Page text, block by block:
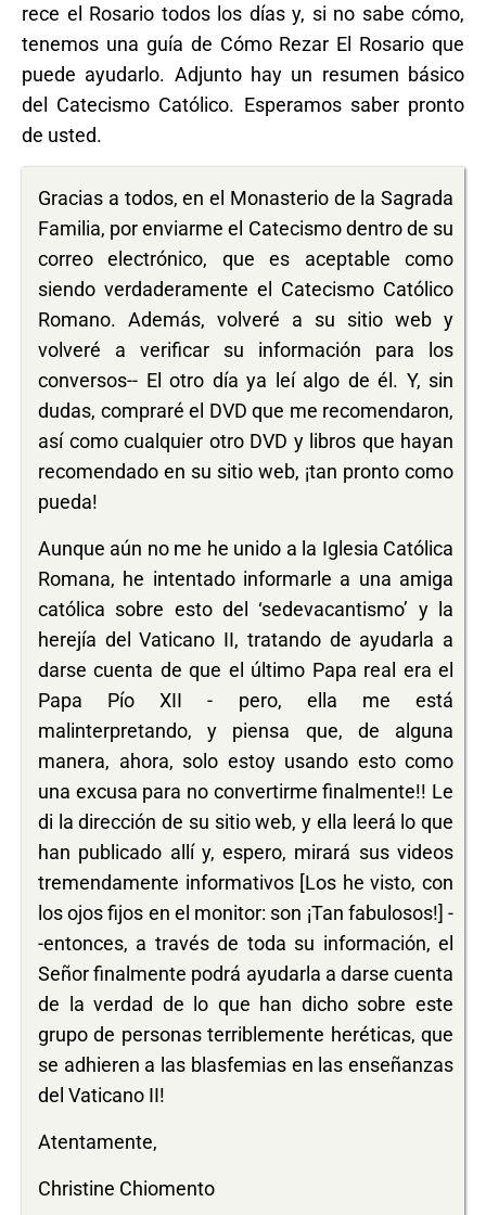
rece el Rosario todos los días y, si no sabe cómo,
tenemos una guía de Cómo Rezar El Rosario que
puede ayudarlo. Adjunto hay un resumen básico
del Catecismo Católico. Esperamos saber pronto
de usted.
Gracias a todos, en el Monasterio de la Sagrada
Familia, por enviarme el Catecismo dentro de su
correo electrónico, que es aceptable como
siendo verdaderamente el Catecismo Católico
Romano. Además, volveré a su sitio web y
volveré a verificar su información para los
conversos-- El otro día ya leí algo de él. Y, sin
dudas, compraré el DVD que me recomendaron,
así como cualquier otro DVD y libros que hayan
recomendado en su sitio web, ¡tan pronto como
pueda!
Aunque aún no me he unido a la Iglesia Católica
Romana, he intentado informarle a una amiga
católica sobre esto del ‘sedevacantismo’ y la
herejía del Vaticano II, tratando de ayudarla a
darse cuenta de que el último Papa real era el
Papa Pío XII - pero, ella me está
malinterpretando, y piensa que, de alguna
manera, ahora, solo estoy usando esto como
una excusa para no convertirme finalmente!! Le
di la dirección de su sitio web, y ella leerá lo que
han publicado allí y, espero, mirará sus videos
tremendamente informativos [Los he visto, con
los ojos fijos en el monitor: son ¡Tan fabulosos!] -
-entonces, a través de toda su información, el
Señor finalmente podrá ayudarla a darse cuenta
de la verdad de lo que han dicho sobre este
grupo de personas terriblemente heréticas, que
se adhieren a las blasfemias en las enseñanzas
del Vaticano II!
Atentamente,
Christine Chiomento